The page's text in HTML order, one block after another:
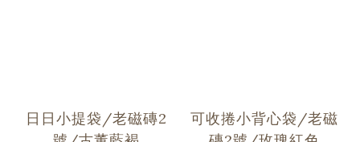
日日小提袋/老磁磚2
可收捲小背心袋/老磁